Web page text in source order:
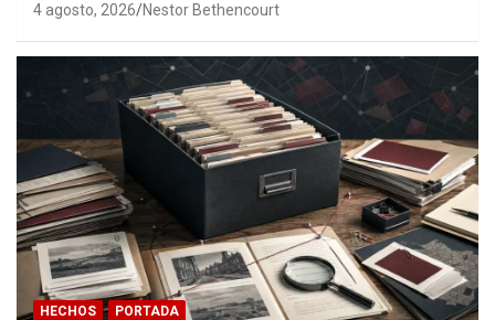
4 agosto, 2026 Nestor Bethencourt
HECHOS PORTADA